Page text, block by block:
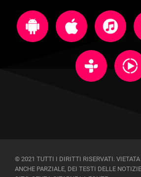
© 2021 TUTTI I DIRITTI RISERVATI. VIETATA
ANCHE PARZIALE, DEI TESTI DELLE